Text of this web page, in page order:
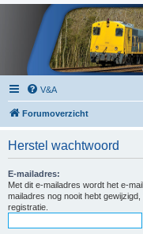
V&A
Forumoverzicht
Herstel wachtwoord
E-mailadres:
Met dit e-mailadres wordt het e-
mailadres nog nooit hebt
registratie.